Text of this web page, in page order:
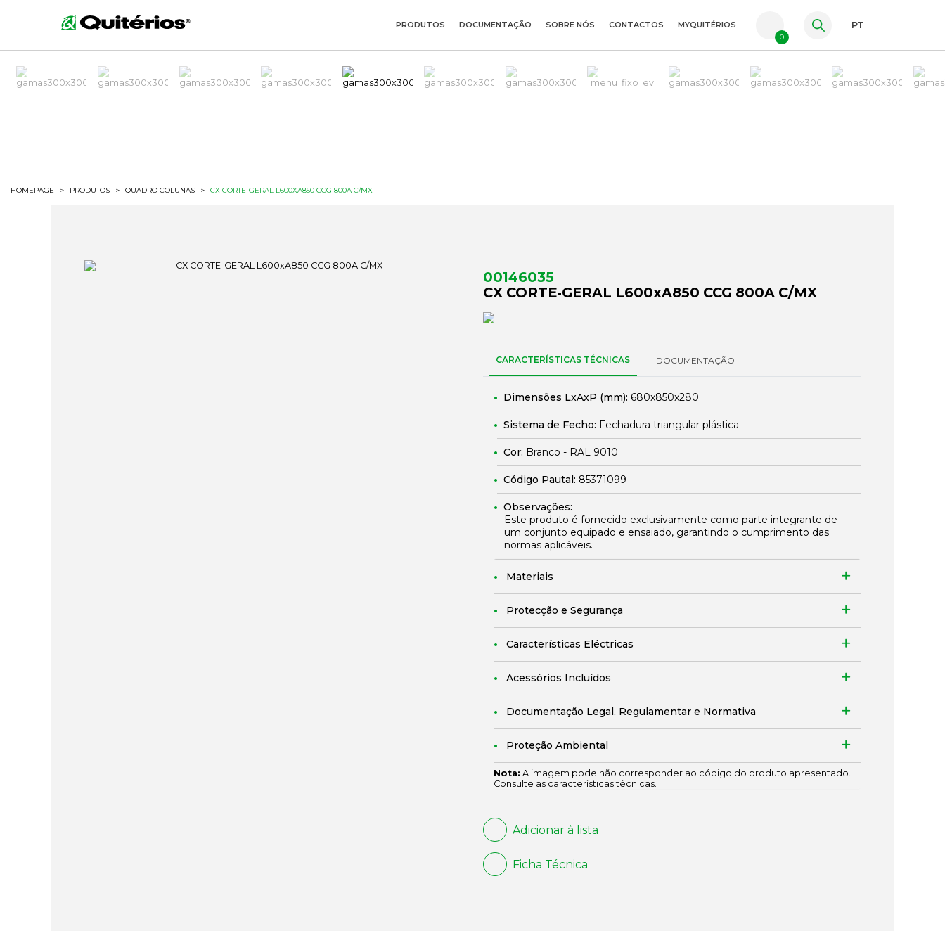
ES
PRODUTOS DOCUMENTAÇÃO SOBRE NÓS CONTACTOS MYQUITÉRIOS
0
PT
HOMEPAGE > PRODUTOS > QUADRO COLUNAS > CX CORTE-GERAL L600XA850 CCG 800A C/MX
00146035
CX CORTE-GERAL L600xA850 CCG 800A C/MX
CARACTERÍSTICAS TÉCNICAS DOCUMENTAÇÃO
Dimensões LxAxP (mm): 680x850x280
Sistema de Fecho: Fechadura triangular plástica
Cor: Branco - RAL 9010
Código Pautal: 85371099
Observações:
Este produto é fornecido exclusivamente como parte integrante de
um conjunto equipado e ensaiado, garantindo o cumprimento das
normas aplicáveis.
Materiais
Protecção e Segurança
Características Eléctricas
Acessórios Incluídos
Documentação Legal, Regulamentar e Normativa
Proteção Ambiental
Nota: A imagem pode não corresponder ao código do produto apresentado.
Consulte as características técnicas.
Adicionar à lista
Ficha Técnica